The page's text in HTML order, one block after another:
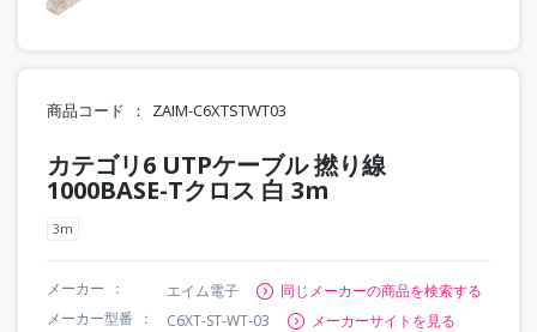
商品コード ZAIM-C6XTSTWT03
カテゴリ6 UTPケーブル 撚り線
1000BASE-Tクロス 白 3m
3m
メーカー エイム電子
同じメーカーの商品を検索する
メーカー型番
C6XT-ST-WT-03 メーカーサイトを見る